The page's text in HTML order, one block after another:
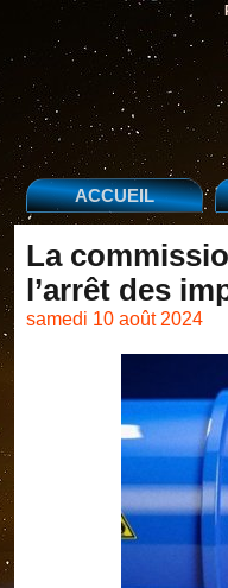
ACCUEIL
La
l’arrêt des
samedi 10 août 2024